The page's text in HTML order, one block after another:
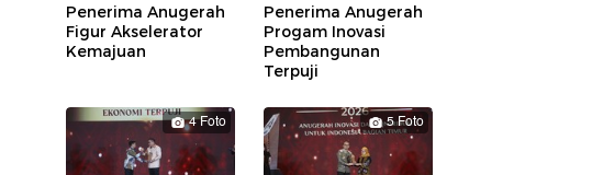
Penerima Anugerah
Figur Akselerator
Kemajuan
Penerima Anugerah
Progam Inovasi
Pembangunan
Terpuji
4 Foto 5 Foto